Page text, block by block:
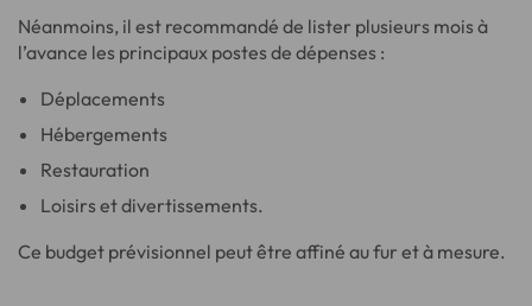
Néanmoins, il est recommandé de lister plusieurs mois à
l’avance les principaux postes de dépenses :
Déplacements
Hébergements
Restauration
Loisirs et divertissements.
Ce budget prévisionnel peut être affiné au fur et à mesure.